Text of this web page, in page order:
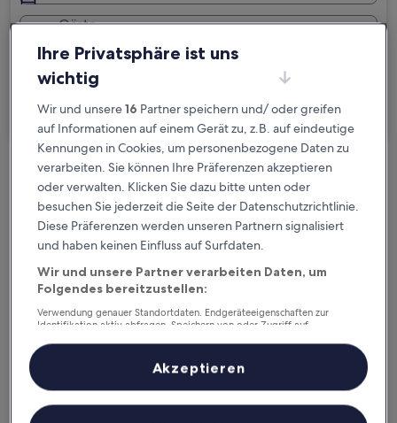
Gäste
2 Reisende, 1 Zimmer
Ich reise geschäftlich
Suchen
Kostenlose Stornierung bei
Planänderungen
Verdiene Prämien für jede
wahrgenommene Übernachtung
Mehr sparen mit Preisen für Mitglieder
Überprüfe die Preise für diese Daten
Ihre Privatsphäre ist uns
wichtig
Wir und unsere16 Partner speichern und/ oder greifen
auf Informationen auf einem Gerät zu, z.B. auf eindeutige
Kennungen in Cookies, um personenbezogene Daten zu
verarbeiten. Sie können Ihre Präferenzen akzeptieren
oder verwalten. Klicken Sie dazu bitte unten oder
besuchen Sie jederzeit die Seite der Datenschutzrichtlinie.
Diese Präferenzen werden unseren Partnern signalisiert
und haben keinen Einfluss auf Surfdaten.
Wir und unsere Partner verarbeiten Daten, um
Folgendes bereitzustellen:
Verwendung genauer Standortdaten. Endgeräteeigenschaften zur
Identifikation aktiv abfragen. Speichern von oder Zugriff auf
Inhalte, Messung von Werbeleistung und der Performance von Inhalten,
Zielgruppenforschung sowie Entwicklung und Verbesserung von
Liste der Partner (Lieferanten)
Akzeptieren